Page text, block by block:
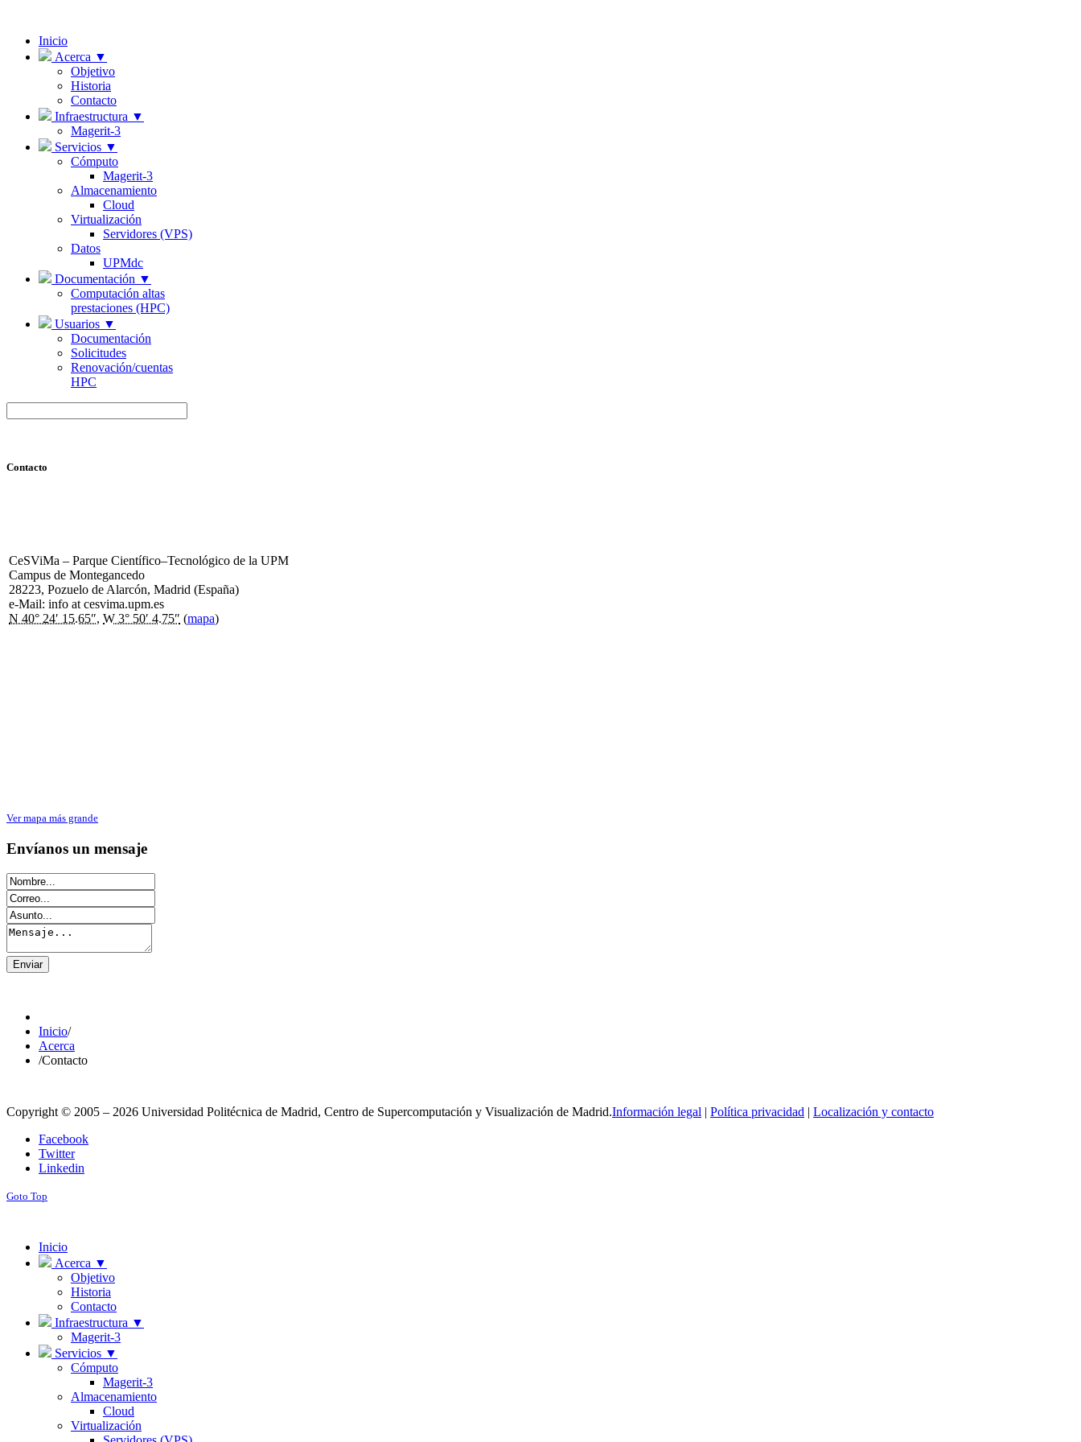
Inicio
Acerca ▼
Objetivo
Historia
Contacto
Infraestructura ▼
Magerit-3
Servicios ▼
Cómputo
Magerit-3
Almacenamiento
Cloud
Virtualización
Servidores (VPS)
Datos
UPMdc
Documentación ▼
Computación altas
prestaciones (HPC)
Usuarios ▼
Documentación
Solicitudes
Renovación/cuentas
HPC
Contacto
CeSViMa – Parque Científico–Tecnológico de la UPM
Campus de Montegancedo
28223, Pozuelo de Alarcón, Madrid (España)
e-Mail: info at cesvima.upm.es
N 40° 24′ 15.65″, W 3° 50′ 4.75″ (mapa)
Ver mapa más grande
Envíanos un mensaje
Inicio/
Acerca
/Contacto
Copyright © 2005 – 2026 Universidad Politécnica de Madrid, Centro de Supercomputación y Visualización de Madrid.Información legal | Política privacidad | Localización y contacto
Facebook
Twitter
Linkedin
Goto Top
Inicio
Acerca ▼
Objetivo
Historia
Contacto
Infraestructura ▼
Magerit-3
Servicios ▼
Cómputo
Magerit-3
Almacenamiento
Cloud
Virtualización